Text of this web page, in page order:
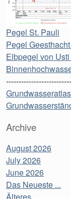
Pegel St. Pauli
Pegel
Elbpegel von
Archive
August 2026
July 2026
June 2026
Das Neueste ...
Älteres ...